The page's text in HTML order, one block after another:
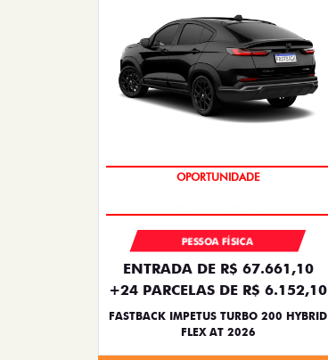
PREÇO IMPERDÍVEL
PESSOA FÍSICA
ENTRADA DE R$ 67.661,10
+24 PARCELAS DE R$ 6.152,10
FASTBACK IMPETUS TURBO 200 HYBRID
FLEX AT 2026